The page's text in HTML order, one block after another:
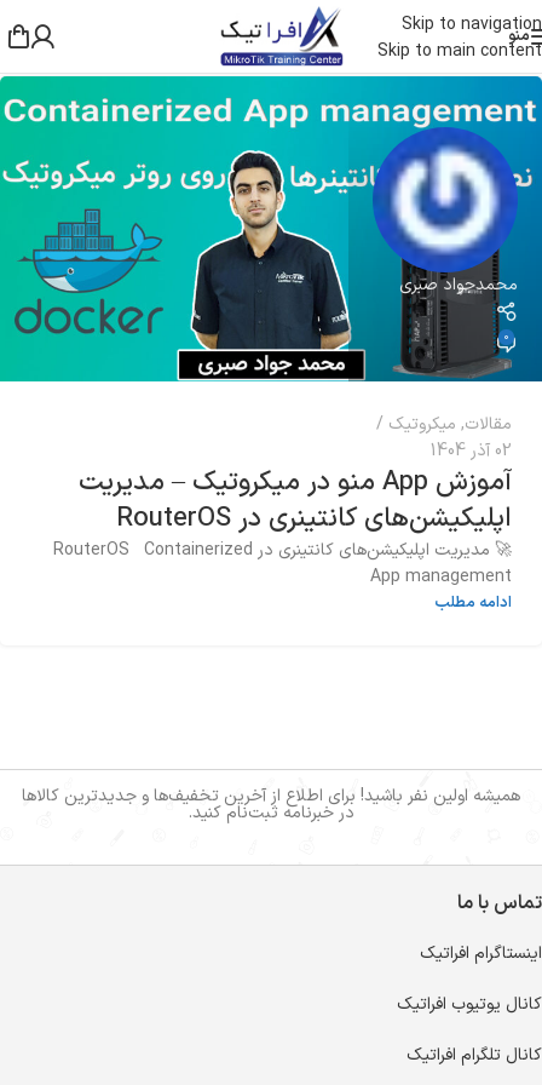
Skip to navigation
Skip to main content
منو
محمدجواد صبری
0
مقالات, میکروتیک
02 آذر 1404
آموزش App منو در میکروتیک – مدیریت
اپلیکیشن‌های کانتینری در RouterOS
🚀 مدیریت اپلیکیشن‌های کانتینری در RouterOS Containerized
App management
ادامه مطلب
همیشه اولین نفر باشید! برای اطلاع از آخرین تخفیف‌ها و جدیدترین کالاها
در خبرنامه ثبت‌نام کنید.
تماس با ما
اینستاگرام افراتیک
کانال یوتیوب افراتیک
کانال تلگرام افراتیک